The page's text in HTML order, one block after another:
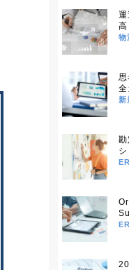
業
物
効
新
シ
ら